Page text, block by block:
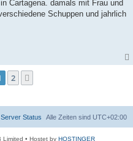
Cartagena. damals mit Frau und
Schuppen und jahrlich
2
Alle Zeiten sind UTC+02:00
Server Status
Limited • Hostet by HOSTINGER